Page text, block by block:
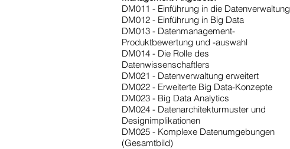
DM011 - Einführung in die Datenverwaltung
DM012 - Einführung in Big Data
DM013 - Datenmanagement-
Produktbewertung und -auswahl
DM014 - Die Rolle des
Datenwissenschaftlers
DM021 - Datenverwaltung erweitert
DM022 - Erweiterte Big Data-Konzepte
DM023 - Big Data Analytics
DM024 - Datenarchitekturmuster und
Designimplikationen
DM025 - Komplexe Datenumgebungen
(Gesamtbild)